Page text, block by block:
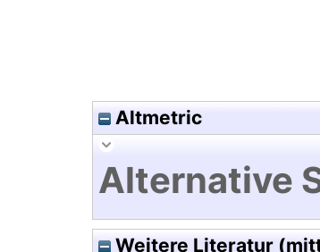
Altmetric
Alternative
Weitere Literatur